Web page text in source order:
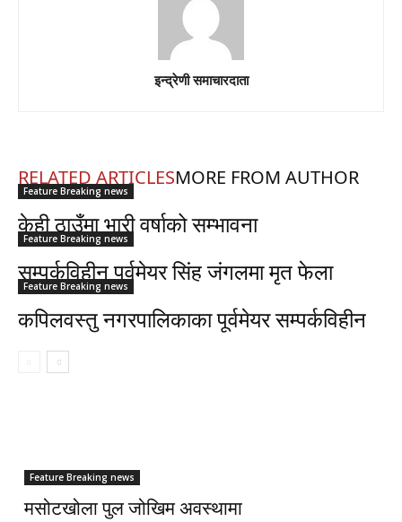
इन्द्रेणी समाचारदाता
RELATED ARTICLESMORE FROM AUTHOR
Feature Breaking news
केही ठाउँमा भारी वर्षाको सम्भावना
Feature Breaking news
सम्पर्कविहीन पूर्वमेयर सिंह जंगलमा मृत फेला
Feature Breaking news
कपिलवस्तु नगरपालिकाका पूर्वमेयर सम्पर्कविहीन
Feature Breaking news
मसोटखोला पुल जोखिम अवस्थामा